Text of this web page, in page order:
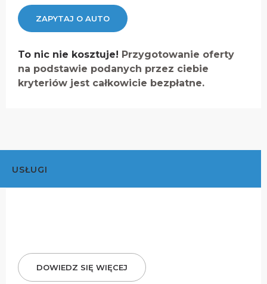
ZAPYTAJ O AUTO
To nic nie kosztuje! Przygotowanie oferty
na podstawie podanych przez ciebie
kryteriów jest całkowicie bezpłatne.
USŁUGI
DOWIEDZ SIĘ WIĘCEJ